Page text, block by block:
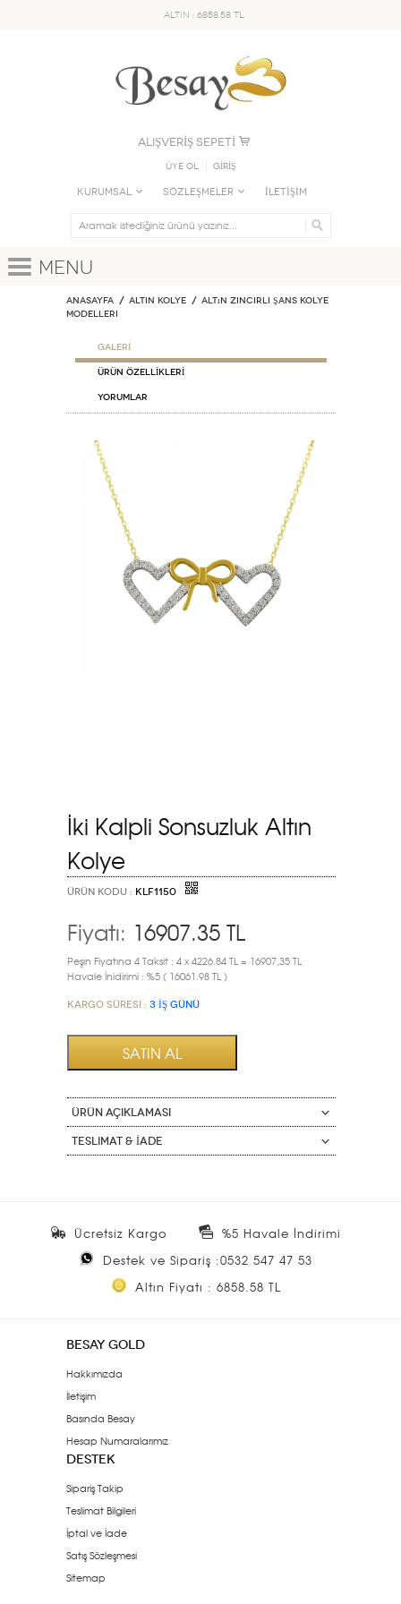
ALTIN : 6858.58 TL
ALIŞVERİŞ SEPETİ
Üye Ol GİRİŞ
KURUMSAL SÖZLEŞMELER İLETİŞİM
Menu
Anasayfa ALTIN KOLYE
Altın Zincirli Şans Kolye
Modelleri
GALERİ
ÜRÜN ÖZELLİKLERİ
Yorumlar
İki Kalpli Sonsuzluk Altın
Kolye
ÜRÜN KODU : KLF1150
Fiyatı: 16907.35 TL
Peşin Fiyatına 4 Taksit : 4 x 4226.84 TL = 16907,35 TL
Havale İnidirimi : %5 ( 16061.98 TL )
Kargo Süresi : 3 İŞ GÜNÜ
ÜRÜN AÇIKLAMASI
Teslimat & İade
Ücretsiz Kargo
%5 Havale İndirimi
Destek ve Sipariş :0532 547 47 53
Altın Fiyatı : 6858.58 TL
BESAY GOLD
Hakkımızda
İletişim
Basında Besay
Hesap Numaralarımız
DESTEK
Sipariş Takip
Teslimat Bilgileri
İptal ve İade
Satış Sözleşmesi
Sitemap